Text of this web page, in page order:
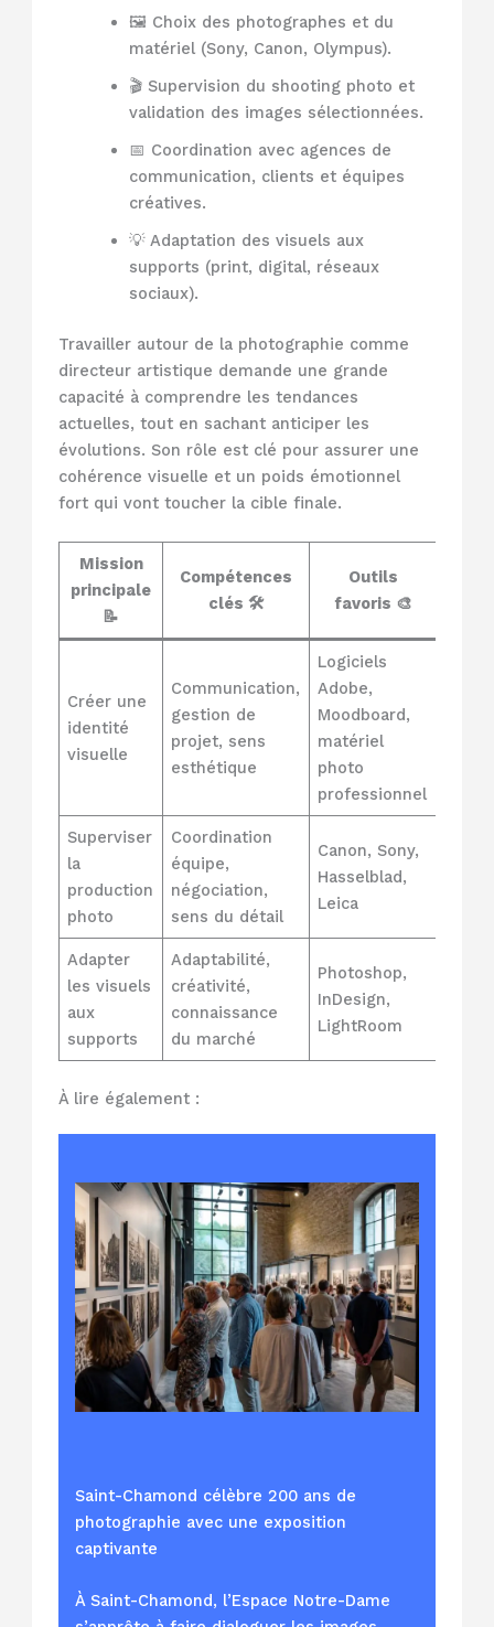
🖼️ Choix des photographes et du
matériel (Sony, Canon, Olympus).
🎬 Supervision du shooting photo et
validation des images sélectionnées.
📅 Coordination avec agences de
communication, clients et équipes
créatives.
💡 Adaptation des visuels aux
supports (print, digital, réseaux
sociaux).
Travailler autour de la photographie comme
directeur artistique demande une grande
capacité à comprendre les tendances
actuelles, tout en sachant anticiper les
évolutions. Son rôle est clé pour assurer une
cohérence visuelle et un poids émotionnel
fort qui vont toucher la cible finale.
Mission
principale
📝
Compétences
clés 🛠️
Outils
favoris 🎨
Créer une
identité
visuelle
Communication,
gestion de
projet, sens
esthétique
Logiciels
Adobe,
Moodboard,
matériel
photo
professionnel
Superviser
la
production
photo
Coordination
équipe,
négociation,
sens du détail
Canon, Sony,
Hasselblad,
Leica
Adapter
les visuels
aux
supports
Adaptabilité,
créativité,
connaissance
du marché
Photoshop,
InDesign,
LightRoom
À lire également :
Saint-Chamond célèbre 200 ans de
photographie avec une exposition
captivante
À Saint-Chamond, l’Espace Notre-Dame